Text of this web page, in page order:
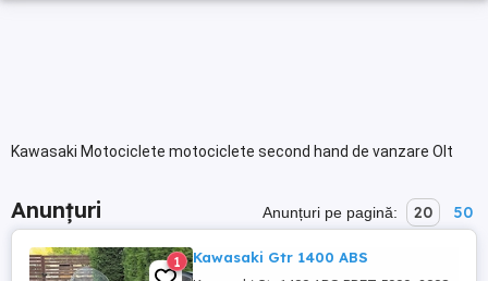
Kawasaki Motociclete motociclete second hand de vanzare Olt
Anunțuri Anunțuri pe pagină: 20 50
1 Kawasaki Gtr 1400 ABS